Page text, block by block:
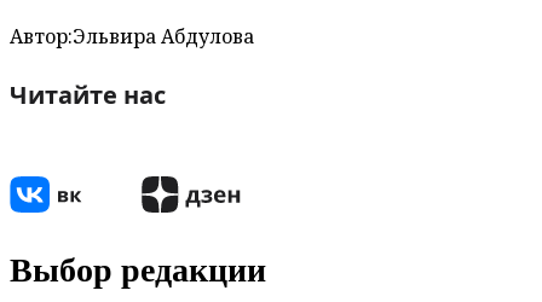
Автор:Эльвира Абдулова
Читайте нас
Выбор редакции